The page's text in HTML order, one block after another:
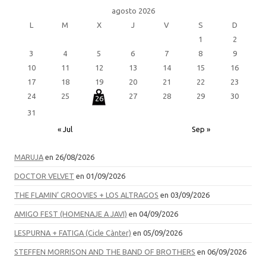
agosto 2026
L
M X J V S D
« Jul Sep »
1
2
3
4 5 6 7 8
9
10
11 12 13 14 15
16
17
18 19 20 21 22
23
24
25 26 27 28 29
30
31
MARUJA en 26/08/2026
DOCTOR VELVET en 01/09/2026
THE FLAMIN’ GROOVIES + LOS ALTRAGOS en 03/09/2026
AMIGO FEST (HOMENAJE A JAVI) en 04/09/2026
LESPURNA + FATIGA (Cicle Cànter) en 05/09/2026
STEFFEN MORRISON AND THE BAND OF BROTHERS en 06/09/2026